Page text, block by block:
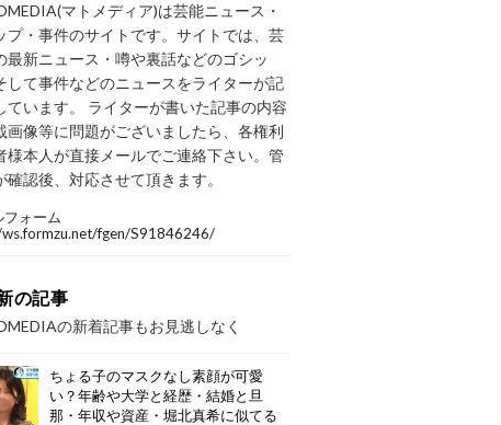
マトメディア)は芸能ニュース・
プ・事件のサイトです。サイトでは、芸
最新ニュース・噂や裏話などのゴシッ
して事件などのニュースをライターが記
ています。 ライターが書いた記事の内容
画像等に問題がございましたら、各権利
様本人が直接メールでご連絡下さい。管
確認後、対応させて頂きます。
フォーム
fgen/S91846246/
の記事
の新着記事もお見逃しなく
ちょる子のマスクなし素顔が可愛
い？年齢や大学と経歴・結婚と旦
那・年収や資産・堀北真希に似てる